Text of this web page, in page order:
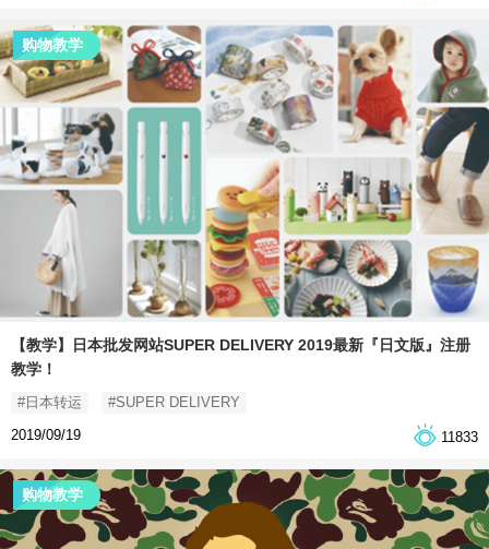
购物教学
【教学】日本批发网站SUPER DELIVERY 2019最新『日文版』注册
教学！
#日本转运
#SUPER DELIVERY
2019/09/19
11833
购物教学